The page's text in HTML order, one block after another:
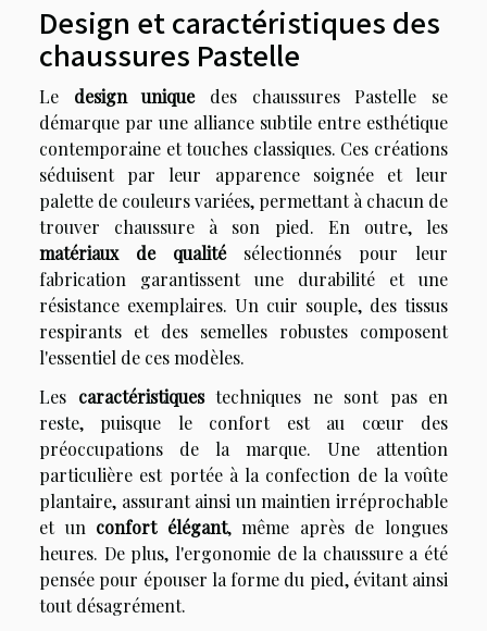
Design et caractéristiques des
chaussures Pastelle
Le design uniquedes chaussures Pastelle se
démarque par une alliance subtile entre esthétique
contemporaine et touches classiques. Ces créations
séduisent par leur apparence soignée et leur
palette de couleurs variées, permettant à chacun de
trouver chaussure à son pied. En outre, les
matériaux de qualitésélectionnés pour leur
fabrication garantissent une durabilité et une
résistance exemplaires. Un cuir souple, des tissus
respirants et des semelles robustes composent
l'essentiel de ces modèles.
Les caractéristiquestechniques ne sont pas en
reste, puisque le confort est au cœur des
préoccupations de la marque. Une attention
particulière est portée à la confection de la voûte
plantaire, assurant ainsi un maintien irréprochable
et un confort élégant, même après de longues
heures. De plus, l'ergonomie de la chaussure a été
pensée pour épouser la forme du pied, évitant ainsi
tout désagrément.